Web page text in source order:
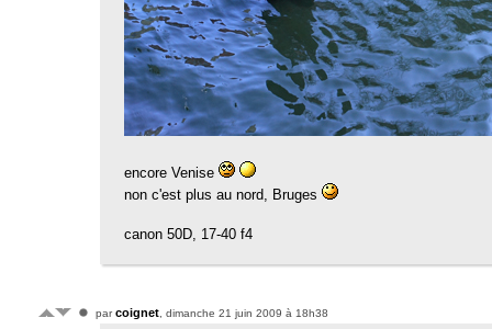
encore Venise
non c'est plus au nord, Bruges
canon 50D, 17-40 f4
parcoignet , dimanche 21 juin 2009 à 18h38